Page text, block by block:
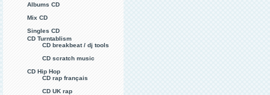
Albums CD
Mix CD
Singles CD
CD Turntablism
CD breakbeat / dj tools
CD scratch music
CD Hip Hop
CD rap français
CD UK rap